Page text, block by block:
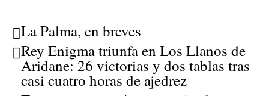
La Palma, en breves
Rey Enigma triunfa en Los Llanos de
Aridane: 26 victorias y dos tablas tras
casi cuatro horas de ajedrez